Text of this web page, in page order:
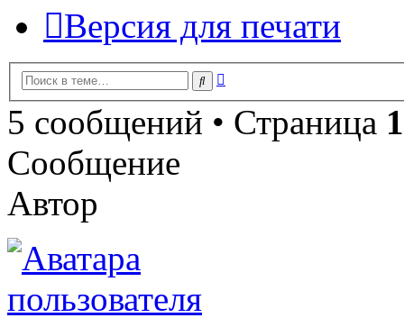
Версия для печати
Поиск
5 сообщений • Страница 1
Сообщение
Автор